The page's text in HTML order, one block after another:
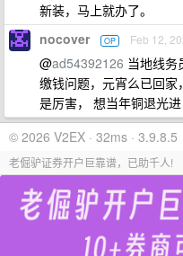
新装，马上就办了。
nocover OP Feb 12,
@ad54392126 当地线务
缴钱问题，元宵么已回
是厉害， 想当年铜退光
© 2026 V2EX · 32ms · 3.9.8.5
老倔驴证券开户巨靠谱，已助千人!